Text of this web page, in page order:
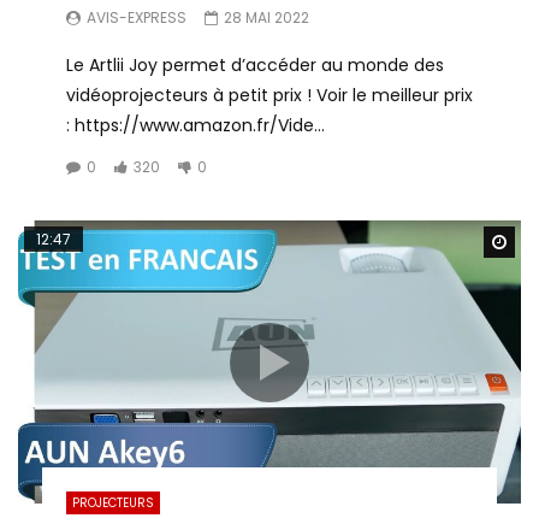
AVIS-EXPRESS 28 MAI 2022
Le Artlii Joy permet d’accéder au monde des
vidéoprojecteurs à petit prix ! Voir le meilleur prix
: https://www.amazon.fr/Vide...
0 320 0
12:47
PROJECTEURS